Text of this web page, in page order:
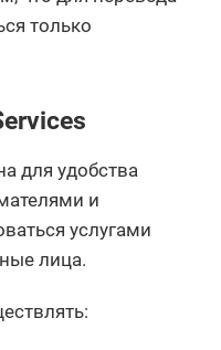
только
для удобства
и
услугами
лица.